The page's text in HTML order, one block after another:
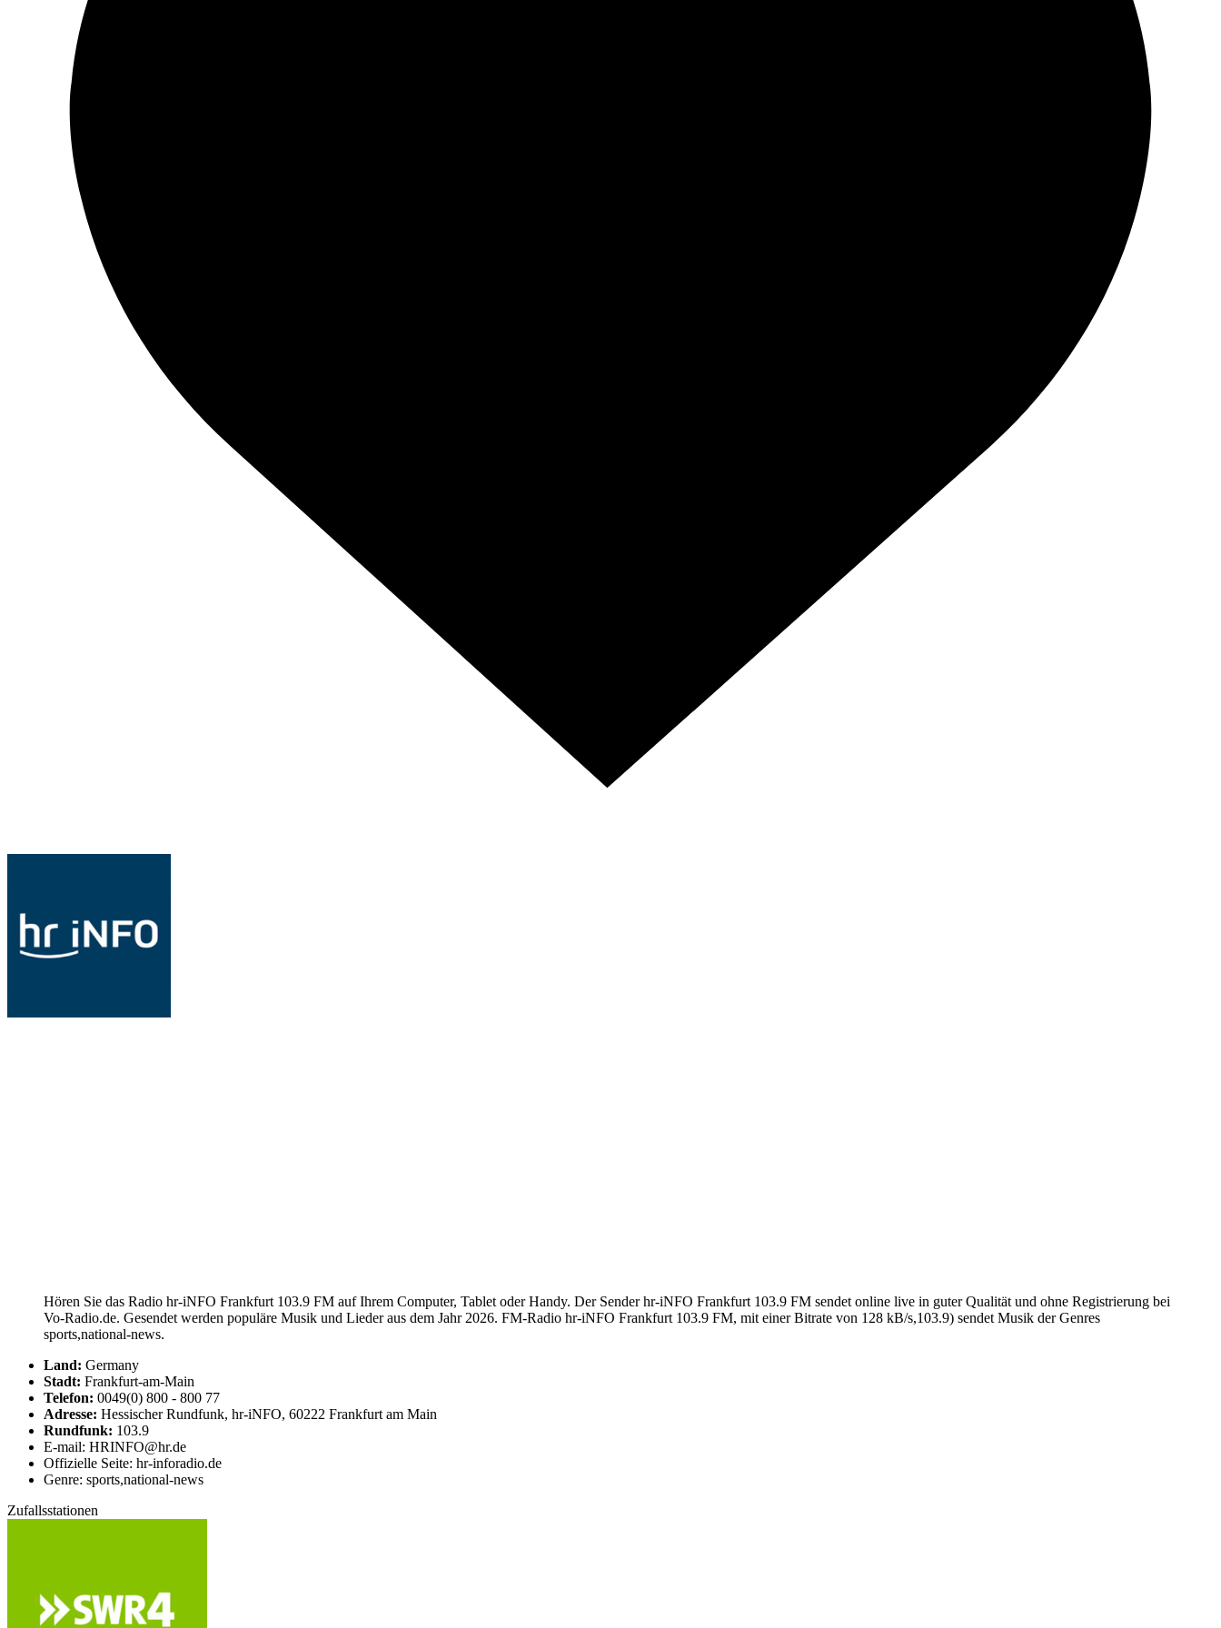
Hören Sie das Radio hr-iNFO Frankfurt 103.9 FM auf Ihrem Computer, Tablet oder Handy. Der Sender hr-iNFO Frankfurt 103.9 FM sendet online live in guter Qualität und ohne Registrierung bei
Vo-Radio.de. Gesendet werden populäre Musik und Lieder aus dem Jahr 2026. FM-Radio hr-iNFO Frankfurt 103.9 FM, mit einer Bitrate von 128 kB/s,103.9) sendet Musik der Genres
sports,national-news.
Land: Germany
Stadt: Frankfurt-am-Main
Telefon: 0049(0) 800 - 800 77
Adresse: Hessischer Rundfunk, hr-iNFO, 60222 Frankfurt am Main
Rundfunk: 103.9
E-mail: HRINFO@hr.de
Offizielle Seite: hr-inforadio.de
Genre: sports,national-news
Zufallsstationen